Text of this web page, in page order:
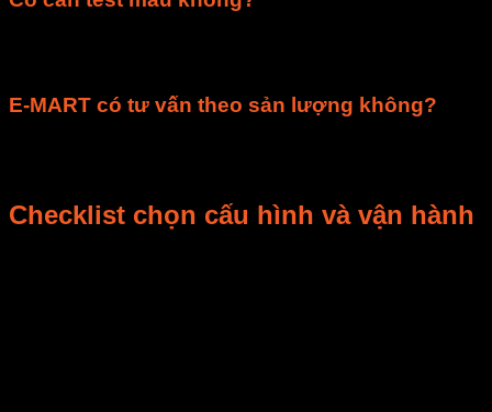
E-MART có tư vấn theo sản lượng không?
Checklist chọn cấu hình và vận hành